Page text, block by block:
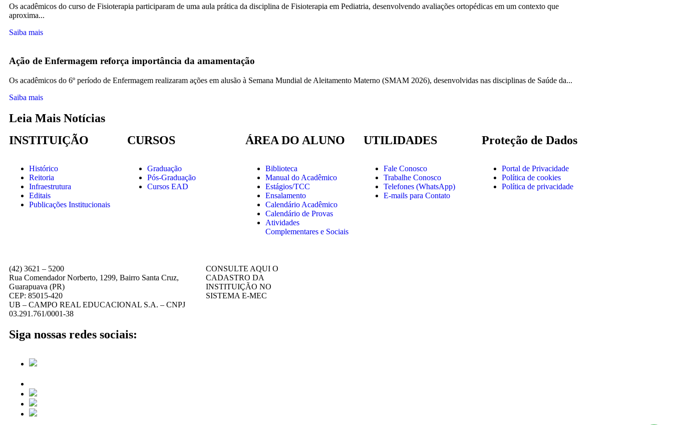
Os acadêmicos do curso de Fisioterapia participaram de uma aula prática da disciplina de Fisioterapia em Pediatria, desenvolvendo avaliações ortopédicas em um contexto que
aproxima...
Saiba mais
Ação de Enfermagem reforça importância da amamentação
Os acadêmicos do 6º período de Enfermagem realizaram ações em alusão à Semana Mundial de Aleitamento Materno (SMAM 2026), desenvolvidas nas disciplinas de Saúde da...
Saiba mais
Leia Mais Notícias
INSTITUIÇÃO
Histórico
Reitoria
Infraestrutura
Editais
Publicações Institucionais
CURSOS
Graduação
Pós-Graduação
Cursos EAD
ÁREA DO ALUNO
Biblioteca
Manual do Acadêmico
Estágios/TCC
Ensalamento
Calendário Acadêmico
Calendário de Provas
Atividades
Complementares e Sociais
UTILIDADES
Fale Conosco
Trabalhe Conosco
Telefones (WhatsApp)
E-mails para Contato
Proteção de Dados
Portal de Privacidade
Política de cookies
Política de privacidade
(42) 3621 – 5200
Rua Comendador Norberto, 1299, Bairro Santa Cruz,
Guarapuava (PR)
CEP: 85015-420
UB – CAMPO REAL EDUCACIONAL S.A. – CNPJ
03.291.761/0001-38
Siga nossas redes sociais:
CONSULTE AQUI O
CADASTRO DA
INSTITUIÇÃO NO
SISTEMA E-MEC